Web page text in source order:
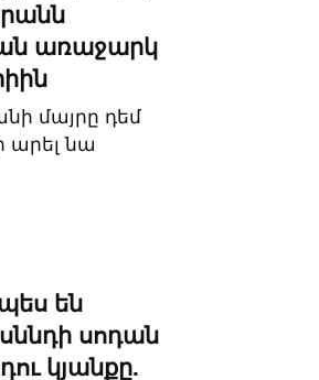
առաջարկ
մայրը դեմ
արել նա
են
սոդան
կյանքը.